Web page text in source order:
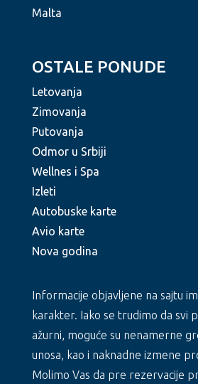
Malta
OSTALE PONUDE
Letovanja
Zimovanja
Putovanja
Odmor u Srbiji
Wellnes i Spa
Izleti
Autobuske karte
Avio karte
Nova godina
Informacije objavljene na sajtu
karakter. Iako se trudimo da svi
ažurni, moguće su nenamerne
unosa, kao i naknadne izmene
Molimo Vas da pre rezervacije